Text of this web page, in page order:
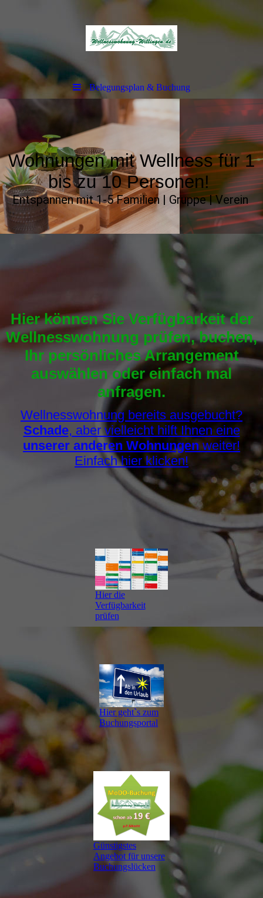
Belegungsplan & Buchung
Wohnungen mit Wellness für 1
bis zu 10 Personen!
Entspannen mit 1-5 Familien | Gruppe | Verein
Hier können Sie Verfügbarkeit der
Wellnesswohnung prüfen, buchen,
Ihr persönliches Arrangement
auswählen oder einfach mal
anfragen.
Wellnesswohnung bereits ausgebucht?
Schade, aber vielleicht hilft Ihnen eine
unserer anderen Wohnungen weiter!
Einfach hier klicken!
Hier die
Verfügbarkeit
prüfen
Hier geht`s zum
Buchungsportal
Günstigstes
Angebot für unsere
Buchungslücken